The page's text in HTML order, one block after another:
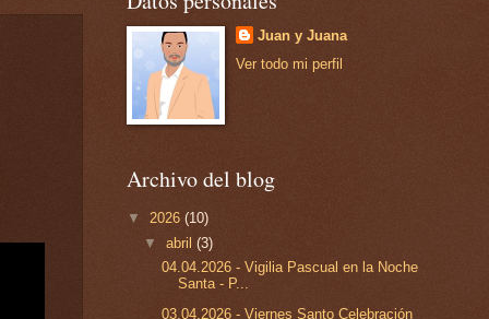
Juan y Juana
Ver todo mi perfil
Archivo del blog
▼ 2026 (10)
▼abril(3)
04.04.2026 - Vigilia Pascual en la Noche
Santa - P...
03.04.2026 - Viernes Santo Celebración